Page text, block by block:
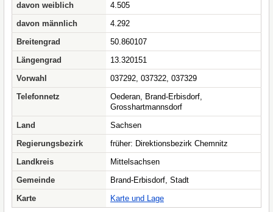
davon weiblich
4.505
davon männlich
4.292
Breitengrad
50.860107
Längengrad
13.320151
Vorwahl
037292, 037322, 037329
Telefonnetz
Oederan, Brand-Erbisdorf,
Grosshartmannsdorf
Land
Sachsen
Regierungsbezirk
früher: Direktionsbezirk Chemnitz
Landkreis
Mittelsachsen
Gemeinde
Brand-Erbisdorf, Stadt
Karte
Karte und Lage